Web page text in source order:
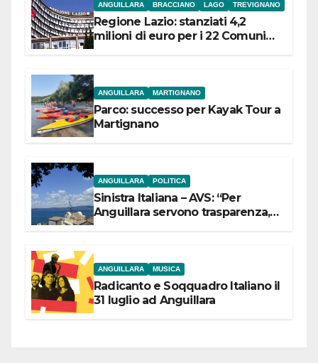
ANGUILLARA BRACCIANO LAGO TREVIGNANO
Regione Lazio: stanziati 4,2
milioni di euro per i 22 Comuni
ANGUILLARA MARTIGNANO
Parco: successo per Kayak Tour a
Martignano
ANGUILLARA POLITICA
Sinistra Italiana – AVS: “Per
Anguillara servono trasparenza,
ANGUILLARA MUSICA
Radicanto e Soqquadro Italiano il
31 luglio ad Anguillara